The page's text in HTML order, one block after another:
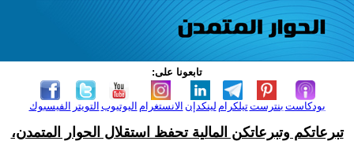
تابعونا على:
الفيسبوك التويتر اليوتيوب الانستغرام لينكدإن تيلكرامبنترست بودكاست
تبرعاتكم وتبرعاتكن المالية تحفظ استقلال الحوار المتمدن،